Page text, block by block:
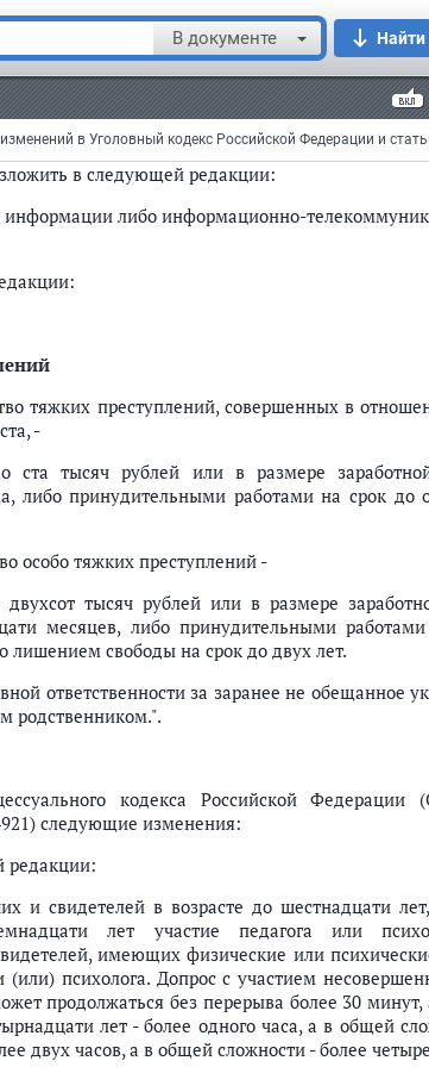
В документе Найти
на срок до десяти лет или без такового.";
в следующей редакции:
информации либо информационно-
в следующей редакции:
информации либо информационно-
тяжких преступлений, совершенных в
-
ста тысяч рублей или в размере
либо принудительными работами на срок до
особо тяжких преступлений -
тысяч рублей или в размере
месяцев, либо принудительными
лишением свободы на срок до двух лет.
ответственности за заранее не обещанное
родственником.".
кодекса Российской Федерации
следующие изменения:
редакции:
и свидетелей в возрасте до шестнадцати
лет участие педагога или
имеющих физические или
(или) психолога. Допрос с участием
продолжаться без перерыва более 30
лет - более одного часа, а в общей
двух часов, а в общей сложности - более